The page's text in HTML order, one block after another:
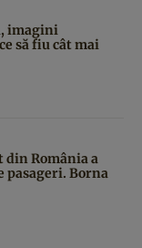
imagini
să fiu cât mai
din România a
pasageri. Borna